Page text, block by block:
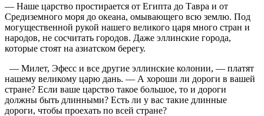
— Наше царство простирается от Египта до Тавра и от
Средиземного моря до океана, омывающего всю землю. Под
могущественной рукой нашего великого царя много стран и
народов, не сосчитать городов. Даже эллинские города,
которые стоят на азиатском берегу.
— Милет, Эфесс и все другие эллинские колонии, — платят
нашему великому царю дань. — А хороши ли дороги в вашей
стране? Если ваше царство такое большое, то и дороги
должны быть длинными? Есть ли у вас такие длинные
дороги, чтобы проехать по всей стране?